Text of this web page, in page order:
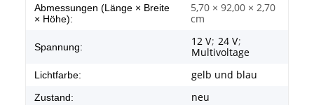
Abmessungen (Länge × Breite
× Höhe):
5,70 × 92,00 × 2,70
cm
Spannung: 12 V; 24 V;
Multivoltage
Lichtfarbe: gelb und blau
Zustand: neu